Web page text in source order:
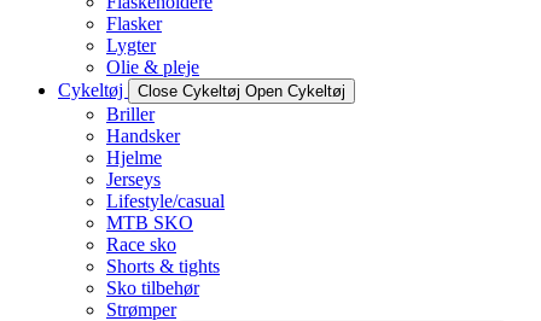
Flasker
Lygter
Olie & pleje
Cykeltøj
Close Cykeltøj Open Cykeltøj
Briller
Handsker
Hjelme
Jerseys
Lifestyle/casual
MTB SKO
Race sko
Shorts & tights
Sko tilbehør
Strømper